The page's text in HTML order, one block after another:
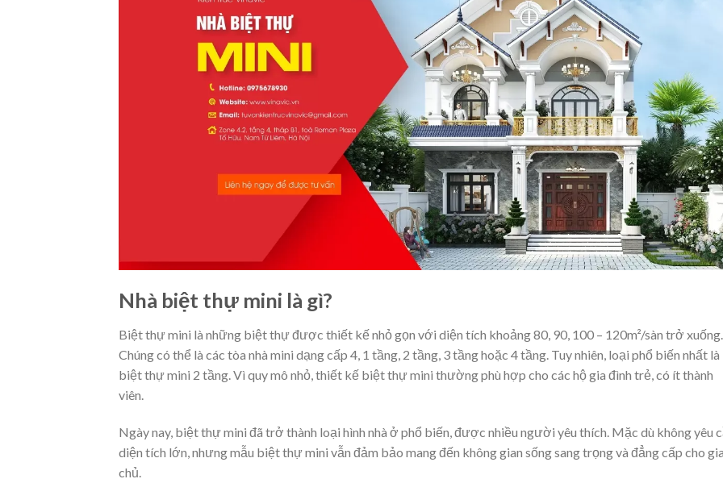
Nhà biệt thự mini là gì?
Biệt thự mini là những biệt thự được thiết kế nhỏ gọn với diện tích khoảng 80, 90, 100 – 120m²/sàn trở xuống.
Chúng có thể là các tòa nhà mini dạng cấp 4, 1 tầng, 2 tầng, 3 tầng hoặc 4 tầng. Tuy nhiên, loại phổ biến nhất là
biệt thự mini 2 tầng. Vì quy mô nhỏ, thiết kế biệt thự mini thường phù hợp cho các hộ gia đình trẻ, có ít thành
viên.
Ngày nay, biệt thự mini đã trở thành loại hình nhà ở phổ biến, được nhiều người yêu thích. Mặc dù không yêu
diện tích lớn, nhưng mẫu biệt thự mini vẫn đảm bảo mang đến không gian sống sang trọng và đẳng cấp cho
chủ.